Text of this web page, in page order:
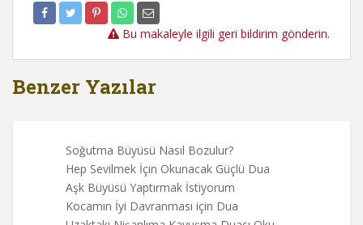
Bu makaleyle ilgili geri bildirim gönderin.
Benzer Yazılar
Soğutma Büyüsü Nasıl Bozulur?
Hep Sevilmek İçin Okunacak Güçlü Dua
Aşk Büyüsü Yaptırmak İstiyorum
Kocamın İyi Davranması için Dua